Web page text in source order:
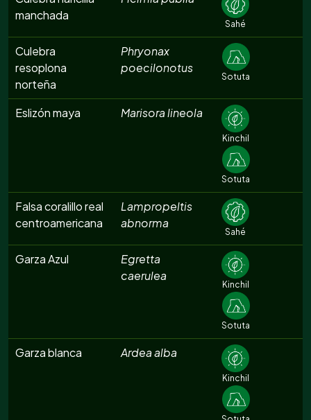
manchada
Sahé
Culebra
resoplona
norteña
Phryonax
poecilonotus
Sotuta
Eslizón maya Marisora lineola
Kinchil
Sotuta
Falsa coralillo real
centroamericana
Lampropeltis
abnorma
Sahé
Garza Azul
Egretta
caerulea
Kinchil
Sotuta
Garza blanca Ardea alba
Kinchil